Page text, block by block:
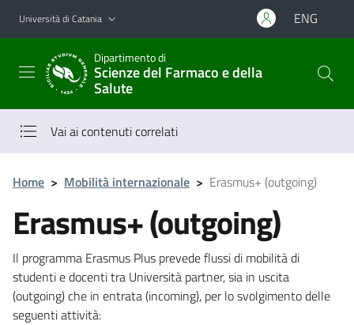
Vai al contenuto principale
Vai al menu di navigazione
Università di Catania ENG
Dipartimento di
Scienze del Farmaco e della
Salute
Vai ai contenuti correlati
Home > Mobilità internazionale > Erasmus+ (outgoing)
Erasmus+ (outgoing)
Il programma Erasmus Plus prevede flussi di mobilità di
studenti e docenti tra Università partner, sia in uscita
(outgoing) che in entrata (incoming), per lo svolgimento delle
seguenti attività: